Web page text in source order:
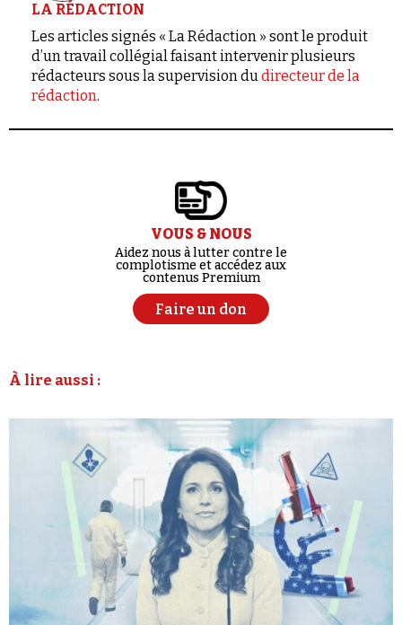
LA RÉDACTION
Les articles signés « La Rédaction » sont le produit
d’un travail collégial faisant intervenir plusieurs
rédacteurs sous la supervision dudirecteur de la
rédaction.
VOUS & NOUS
Aidez nous à lutter contre le
complotisme et accédez aux
contenus Premium
Faire un don
À lire aussi :